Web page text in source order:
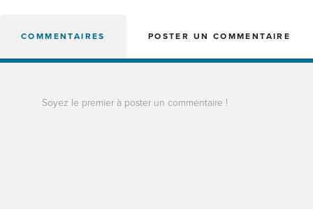
COMMENTAIRES POSTER UN COMMENTAIRE
Soyez le premier à poster un commentaire !